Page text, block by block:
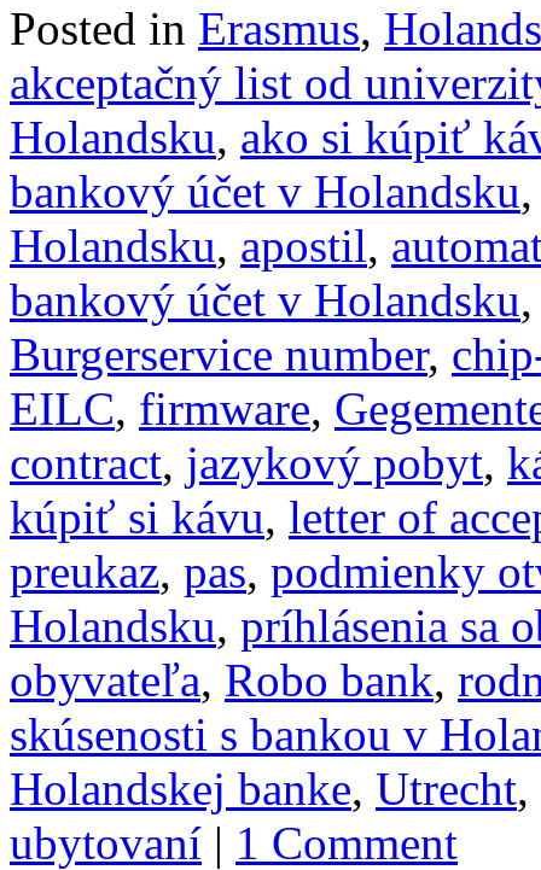
Posted in Erasmus,
akceptačný list od
Holandsku, ako si kúpiť
bankový účet v Holandsku
Holandsku, apostil,
bankový účet v Holandsku
Burgerservice number,
EILC, firmware,
contract, jazykový pobyt,
kúpiť si kávu, letter of
preukaz, pas, podmienky
Holandsku, príhlásenia sa
obyvateľa, Robo bank,
skúsenosti s bankou v
Holandskej banke, Utrecht,
ubytovaní | 1 Comment